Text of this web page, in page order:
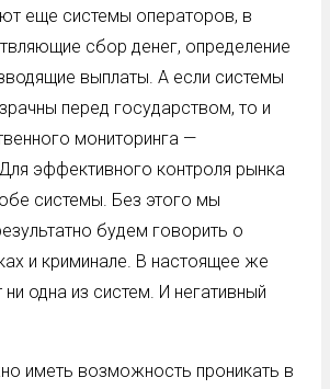
еще системы операторов, в
сбор денег, определение
выплаты. А если системы
перед государством, то и
мониторинга —
эффективного контроля рынка
системы. Без этого мы
будем говорить о
и криминале. В настоящее же
одна из систем. И негативный
иметь возможность проникать в